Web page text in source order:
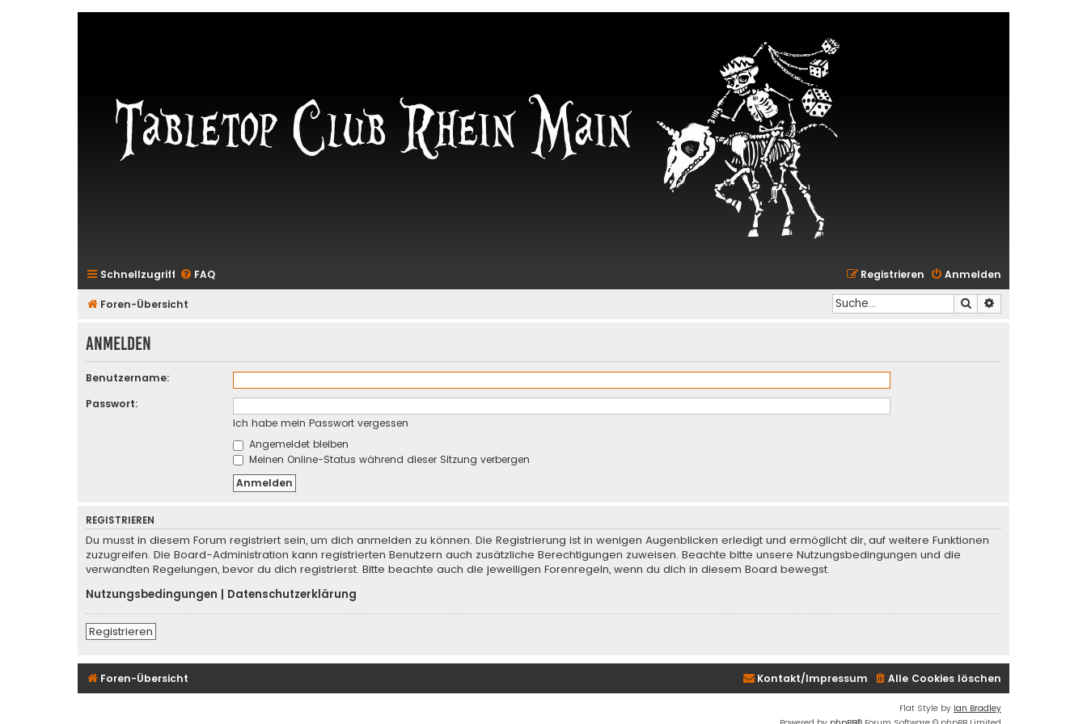
Schnellzugriff FAQ Anmelden
Registrieren
Foren-Übersicht Suche
Anmelden
Benutzername:
Passwort:
Ich habe mein Passwort vergessen
Angemeldet bleiben
Meinen Online-Status während dieser Sitzung verbergen
REGISTRIEREN
Du musst in diesem Forum registriert sein, um dich anmelden zu können. Die Registrierung ist in wenigen Augenblicken erledigt und ermöglicht dir, auf weitere Funktionen
zuzugreifen. Die Board-Administration kann registrierten Benutzern auch zusätzliche Berechtigungen zuweisen. Beachte bitte unsere Nutzungsbedingungen und die
verwandten Regelungen, bevor du dich registrierst. Bitte beachte auch die jeweiligen Forenregeln, wenn du dich in diesem Board bewegst.
Nutzungsbedingungen
Datenschutzerklärung
Registrieren
Foren-Übersicht Alle Cookies löschen
Kontakt/Impressum
Flat Style by Ian Bradley